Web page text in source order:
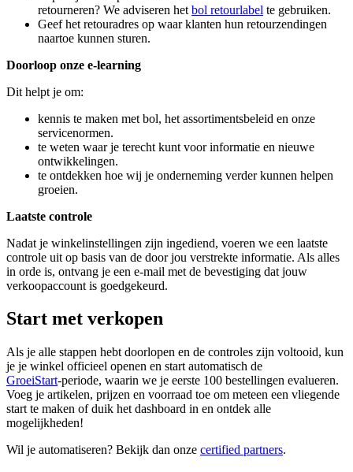
retourneren? We adviseren het bol retourlabel te gebruiken.
Geef het retouradres op waar klanten hun retourzendingen
naartoe kunnen sturen.
Doorloop onze e-learning
Dit helpt je om:
kennis te maken met bol, het assortimentsbeleid en onze
servicenormen.
te weten waar je terecht kunt voor informatie en nieuwe
ontwikkelingen.
te ontdekken hoe wij je onderneming verder kunnen helpen
groeien.
Laatste controle
Nadat je winkelinstellingen zijn ingediend, voeren we een laatste
controle uit op basis van de door jou verstrekte informatie. Als alles
in orde is, ontvang je een e-mail met de bevestiging dat jouw
verkoopaccount is goedgekeurd.
Start met verkopen
Als je alle stappen hebt doorlopen en de controles zijn voltooid, kun
je je winkel officieel openen en start automatisch de
GroeiStart‑periode, waarin we je eerste 100 bestellingen evalueren.
Voeg je artikelen, prijzen en voorraad toe om meteen een vliegende
start te maken of duik het dashboard in en ontdek alle
mogelijkheden!
Wil je automatiseren? Bekijk dan onze certified partners.